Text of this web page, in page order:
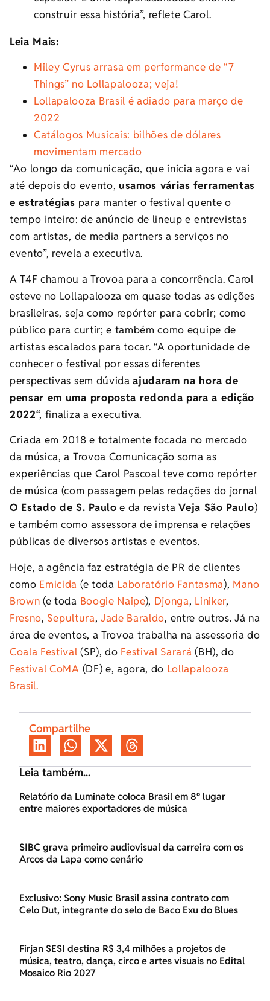
construir essa história”, reflete Carol.
Leia Mais:
Miley Cyrus arrasa em performance de “7
Things” no Lollapalooza; veja!
Lollapalooza Brasil é adiado para março de
2022
Catálogos Musicais: bilhões de dólares
movimentam mercado
“Ao longo da comunicação, que inicia agora e vai
até depois do evento, usamos várias ferramentas
e estratégias para manter o festival quente o
tempo inteiro: de anúncio de lineup e entrevistas
com artistas, de media partners a serviços no
evento”, revela a executiva.
A T4F chamou a Trovoa para a concorrência. Carol
esteve no Lollapalooza em quase todas as edições
brasileiras, seja como repórter para cobrir; como
público para curtir; e também como equipe de
artistas escalados para tocar. “A oportunidade de
conhecer o festival por essas diferentes
perspectivas sem dúvidaajudaram na hora de
pensar em uma proposta redonda para a edição
2022“, finaliza a executiva.
Criada em 2018 e totalmente focada no mercado
da música, a Trovoa Comunicação soma as
experiências que Carol Pascoal teve como repórter
de música (com passagem pelas redações do jornal
O Estado de S. Paulo e da revistaVeja São Paulo)
e também como assessora de imprensa e relações
públicas de diversos artistas e eventos.
Hoje, a agência faz estratégia de PR de clientes
como Emicida (e toda Laboratório Fantasma), Mano
Brown (e toda Boogie Naipe), Djonga, Liniker,
Fresno, Sepultura, Jade Baraldo, entre outros. Já na
área de eventos, a Trovoa trabalha na assessoria do
Coala Festival (SP), do Festival Sarará (BH), do
Festival CoMA (DF) e, agora, do Lollapalooza
Brasil.
Compartilhe
Leia também...
Relatório da Luminate coloca Brasil em 8º lugar
entre maiores exportadores de música
SIBC grava primeiro audiovisual da carreira com os
Arcos da Lapa como cenário
Exclusivo: Sony Music Brasil assina contrato com
Celo Dut, integrante do selo de Baco Exu do Blues
Firjan SESI destina R$ 3,4 milhões a projetos de
música, teatro, dança, circo e artes visuais no Edital
Mosaico Rio 2027